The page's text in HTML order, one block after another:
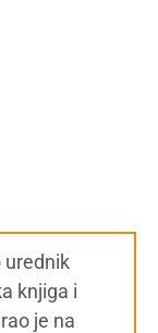
urednik
knjiga i
je na